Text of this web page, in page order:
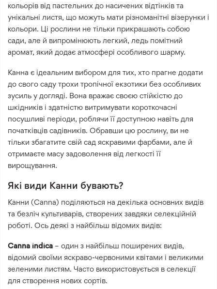
кольорів від пастельних до насичених відтінків та
унікальні листя, що можуть мати різноманітні візерунки і
кольори. Ці рослини не тільки прикрашають собою
сади, але й випромінюють легкий, ледь помітний
аромат, який додає атмосфері особливого шарму.
Канна є ідеальним вибором для тих, хто прагне додати
до свого саду трохи тропічної екзотики без особливих
зусиль у догляді. Вона вражає своєю стійкістю до
шкідників і здатністю витримувати короткочасні
посушливі періоди, роблячи її доступною навіть для
початківців садівників. Обравши цю рослину, ви не
тільки збагатите свій сад яскравими фарбами, але й
отримаєте масу задоволення від легкості її
вирощування.
Які види Канни бувають?
Канни (Canna) поділяються на декілька основних видів
та безліч культиварів, створених завдяки селекційній
роботі. Ось деякі з найбільш відомих видів:
Canna indica – один з найбільш поширених видів,
відомий своїми яскраво-червоними квітами і великими
зеленими листям. Часто використовується в селекції
для створення нових сортів.